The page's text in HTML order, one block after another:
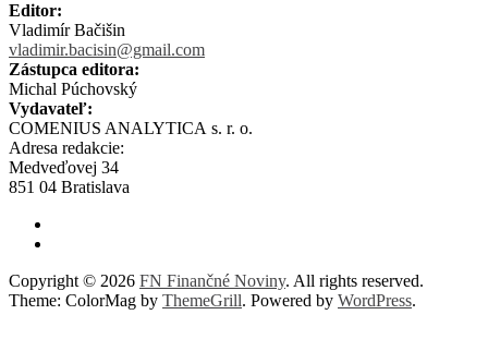
Editor:
Vladimír Bačišin
vladimir.bacisin@gmail.com
Zástupca editora:
Michal Púchovský
Vydavateľ:
COMENIUS ANALYTICA s. r. o.
Adresa redakcie:
Medveďovej 34
851 04 Bratislava
Copyright © 2026 FN Finančné Noviny. All rights reserved.
Theme: ColorMag by ThemeGrill. Powered by WordPress.